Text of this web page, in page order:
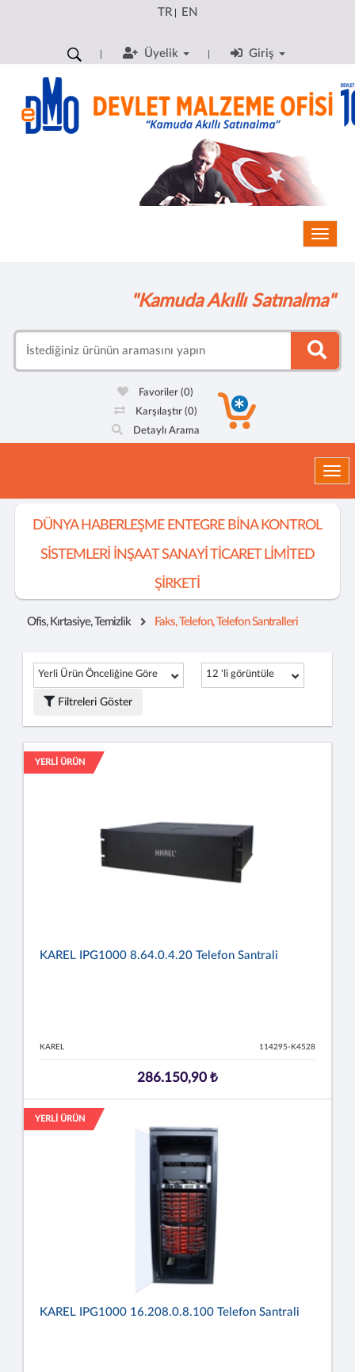
TR| EN
Üyelik Giriş
"Kamuda Akıllı Satınalma"
Favoriler(0)
Karşılaştır (0)
Detaylı Arama
DÜNYA HABERLEŞME ENTEGRE BİNA KONTROL
SİSTEMLERİ İNŞAAT SANAYİ TİCARET LİMİTED
ŞİRKETİ
Ofis, Kırtasiye, Temizlik Faks, Telefon, Telefon Santralleri
Yerli Ürün Önceliğine Göre 12 'li görüntüle
Filtreleri Göster
YERLİ ÜRÜN
KAREL IPG1000 8.64.0.4.20 Telefon Santrali
KAREL 114295-K4528
286.150,90 ₺
YERLİ ÜRÜN
KAREL IPG1000 16.208.0.8.100 Telefon Santrali